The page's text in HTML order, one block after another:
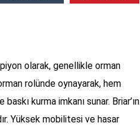
olarak, genellikle orman
rolünde oynayarak, hem
kurma imkanı sunar. Briar’ın
Yüksek mobilitesi ve hasar